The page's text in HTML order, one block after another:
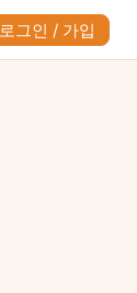
로그인 / 가입